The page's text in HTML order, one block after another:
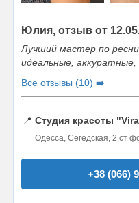
Юлия, отзыв от
Лучший мастер по
идеальные, аккуратные,
Все отзывы (10) ➡️
📍 Студия красоты
Одесса, Сегедская, 2 ст
+38 (066)